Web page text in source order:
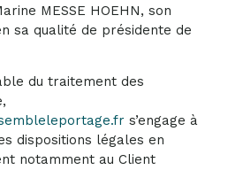
MESSE HOEHN, son
sa qualité de présidente de
du traitement des
s’engage à
dispositions légales en
notamment au Client